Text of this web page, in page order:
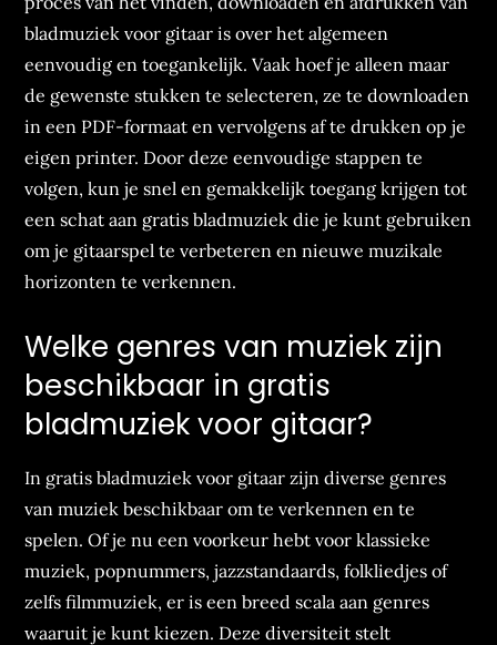
bladmuziek voor gitaar is over het algemeen
eenvoudig en toegankelijk. Vaak hoef je alleen maar
de gewenste stukken te selecteren, ze te downloaden
in een PDF-formaat en vervolgens af te drukken op je
eigen printer. Door deze eenvoudige stappen te
volgen, kun je snel en gemakkelijk toegang krijgen tot
een schat aan gratis bladmuziek die je kunt gebruiken
om je gitaarspel te verbeteren en nieuwe muzikale
horizonten te verkennen.
Welke genres van muziek zijn
beschikbaar in gratis
bladmuziek voor gitaar?
In gratis bladmuziek voor gitaar zijn diverse genres
van muziek beschikbaar om te verkennen en te
spelen. Of je nu een voorkeur hebt voor klassieke
muziek, popnummers, jazzstandaards, folkliedjes of
zelfs filmmuziek, er is een breed scala aan genres
waaruit je kunt kiezen. Deze diversiteit stelt